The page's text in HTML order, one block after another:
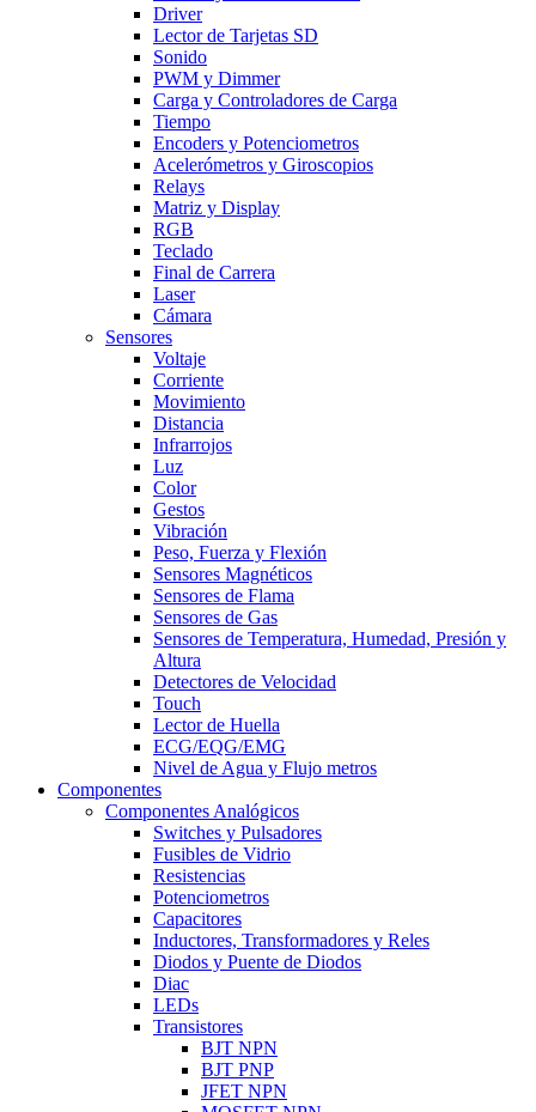
Driver
Lector de Tarjetas SD
Sonido
PWM y Dimmer
Carga y Controladores de Carga
Tiempo
Encoders y Potenciometros
Acelerómetros y Giroscopios
Relays
Matriz y Display
RGB
Teclado
Final de Carrera
Laser
Cámara
Sensores
Voltaje
Corriente
Movimiento
Distancia
Infrarrojos
Luz
Color
Gestos
Vibración
Peso, Fuerza y Flexión
Sensores Magnéticos
Sensores de Flama
Sensores de Gas
Sensores de Temperatura, Humedad, Presión y
Altura
Detectores de Velocidad
Touch
Lector de Huella
ECG/EQG/EMG
Nivel de Agua y Flujo metros
Componentes
Componentes Analógicos
Switches y Pulsadores
Fusibles de Vidrio
Resistencias
Potenciometros
Capacitores
Inductores, Transformadores y Reles
Diodos y Puente de Diodos
Diac
LEDs
Transistores
BJT NPN
BJT PNP
JFET NPN